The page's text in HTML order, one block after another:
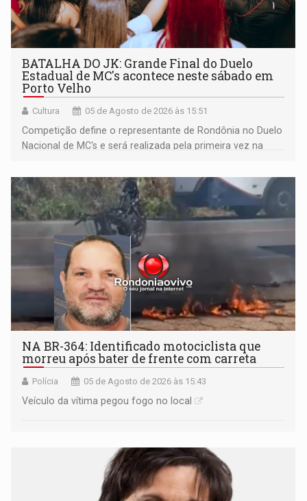
BATALHA DO JK: Grande Final do Duelo
Estadual de MC's acontece neste sábado em
Porto Velho
Cultura 05 de Agosto de 2026 às 15:51
Competição define o representante de Rondônia no Duelo
Nacional de MC's e será realizada pela primeira vez na
NA BR-364: Identificado motociclista que
morreu após bater de frente com carreta
Polícia 05 de Agosto de 2026 às 15:43
Veículo da vítima pegou fogo no local